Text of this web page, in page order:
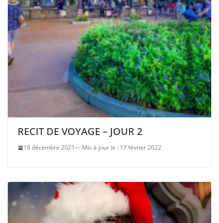
RECIT DE VOYAGE – JOUR 2
18 décembre 2021 17 février 2022